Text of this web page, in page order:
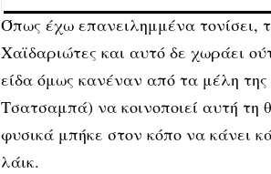
Όπως έχω επανειλημμένα τονίσει,
Χαϊδαριώτες και αυτό δε χωράει
είδα όμως κανέναν από τα μέλη
Τσατσαμπά) να κοινοποιεί αυτή τη
φυσικά μπήκε στον κόπο να κάνει
λάικ.